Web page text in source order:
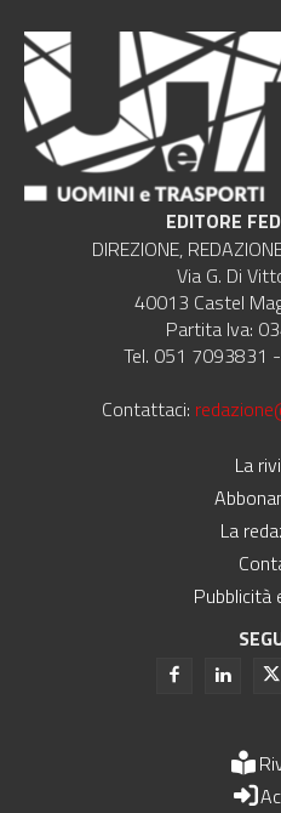
EDITORE
DIREZIONE,
Via G. Di
40013 Castel
Partita Iva:
Tel. 051 7093831
Contattaci:
La
La
Pubblicità